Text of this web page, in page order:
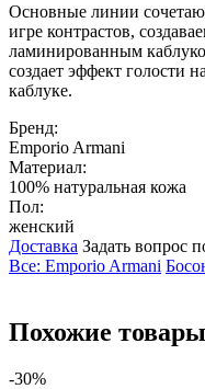
Основные линии
игре контрастов,
ламинированным
создает эффект голости
каблуке.
Бренд:
Emporio Armani
Материал:
100% натуральная кожа
Пол:
женский
Доставка Задать вопрос
Все: Emporio Armani
Похожие товары
-30%